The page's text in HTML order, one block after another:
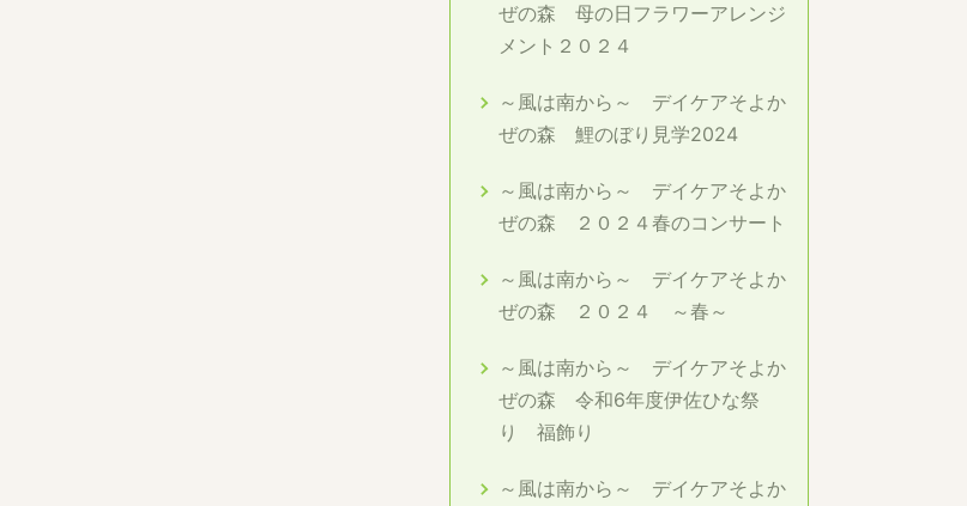
ぜの森 母の日フラワーアレンジ
メント２０２４
～風は南から～ デイケアそよか
ぜの森 鯉のぼり見学2024
～風は南から～ デイケアそよか
ぜの森 ２０２４春のコンサート
～風は南から～ デイケアそよか
ぜの森 ２０２４ ～春～
～風は南から～ デイケアそよか
ぜの森 令和6年度伊佐ひな祭
り 福飾り
～風は南から～ デイケアそよか